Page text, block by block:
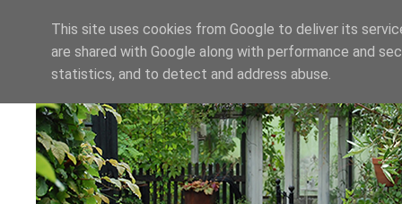
This site uses cookies from Google to deliver its
are shared with Google along with performance and
statistics, and to detect and address abuse.